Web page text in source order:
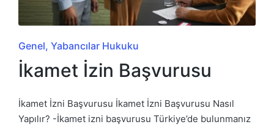
Posted
in
Genel Yabancılar Hukuku
İkamet İzin Başvurusu
İkamet İzni Başvurusu İkamet İzni Başvurusu Nasıl
Yapılır? -İkamet izni başvurusu Türkiye’de bulunmanız